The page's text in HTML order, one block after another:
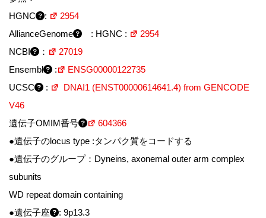
HGNC
:
2954
AllianceGenome
: HGNC :
2954
NCBI
：
27019
Ensembl
:
ENSG00000122735
UCSC
:
DNAI1 (ENST00000614641.4) from GENCODE
V46
遺伝子OMIM番号
604366
●遺伝子のlocus type :タンパク質をコードする
●遺伝子のグループ：Dyneins, axonemal outer arm complex
subunits
WD repeat domain containing
●遺伝子座
: 9p13.3